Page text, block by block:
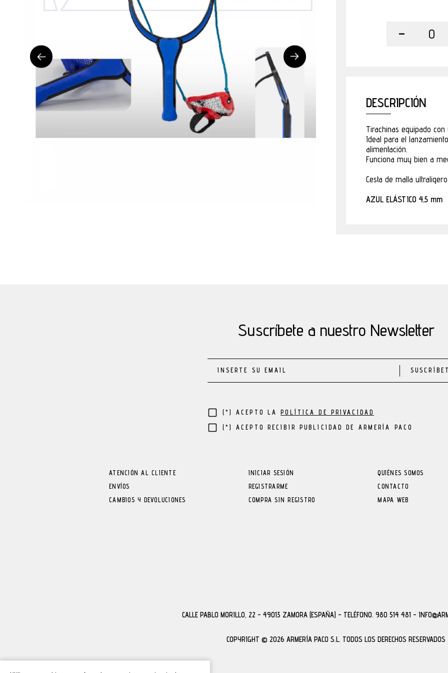
- 0
DESCRIPCIÓN
Tirachinas equipado
Ideal para el
alimentación.
Funciona muy bien a
Cesta de malla
AZUL ELÁSTICO 4,5 mm
Suscríbete a nuestro Newsletter
(*) ACEPTO LA
POLÍTICA DE PRIVACIDAD
(*) ACEPTO RECIBIR PUBLICIDAD DE ARMERÍA PACO
ATENCIÓN AL CLIENTE
ENVÍOS
CAMBIOS Y DEVOLUCIONES
INICIAR SESIÓN
REGISTRARME
COMPRA SIN REGISTRO
QUIÉNES SOMOS
CONTACTO
MAPA WEB
CALLE PABLO MORILLO, 22 - 49013 ZAMORA (ESPAÑA) - TELÉFONO. 980 514 481 -
COPYRIGHT © 2026 ARMERÍA PACO S.L. TODOS LOS DERECHOS RESERVADOS